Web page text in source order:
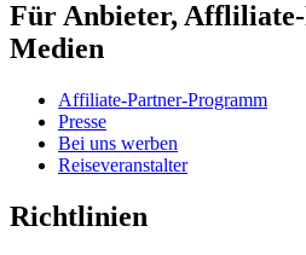
Für Anbieter,
Medien
Affiliate-Partner-Programm
Presse
Bei uns werben
Reiseveranstalter
Richtlinien